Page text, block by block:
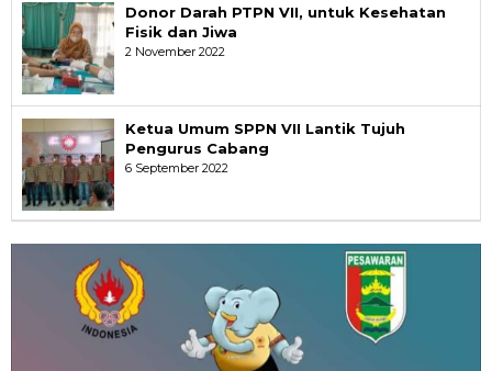
Donor Darah PTPN VII, untuk Kesehatan
Fisik dan Jiwa
2 November 2022
Ketua Umum SPPN VII Lantik Tujuh
Pengurus Cabang
6 September 2022